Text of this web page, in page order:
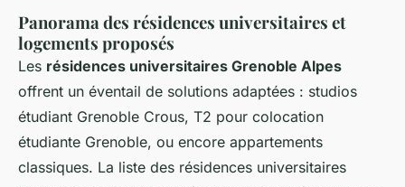
Panorama des résidences universitaires et
logements proposés
Les résidences universitaires Grenoble Alpes
offrent un éventail de solutions adaptées : studios
étudiant Grenoble Crous, T2 pour colocation
étudiante Grenoble, ou encore appartements
classiques. La liste des résidences universitaires